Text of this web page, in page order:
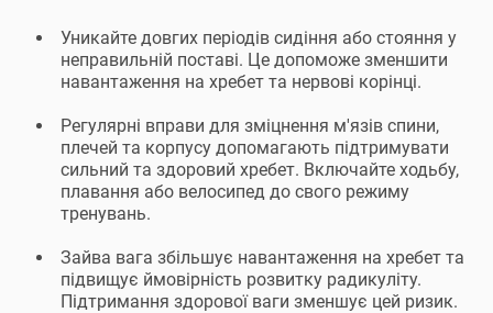
Уникайте довгих періодів сидіння або стояння у
неправильній поставі. Це допоможе зменшити
навантаження на хребет та нервові корінці.
Регулярні вправи для зміцнення м'язів спини,
плечей та корпусу допомагають підтримувати
сильний та здоровий хребет. Включайте ходьбу,
плавання або велосипед до свого режиму
тренувань.
Зайва вага збільшує навантаження на хребет та
підвищує ймовірність розвитку радикуліту.
Підтримання здорової ваги зменшує цей ризик.